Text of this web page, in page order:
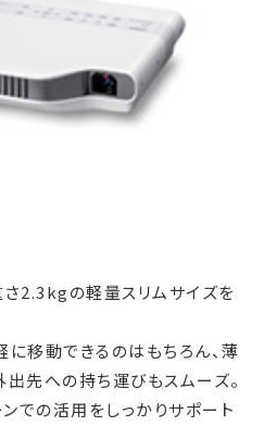
2.3kgの軽量スリムサイズを
移動できるのはもちろん、薄
先への持ち運びもスムーズ。
での活用をしっかりサポート